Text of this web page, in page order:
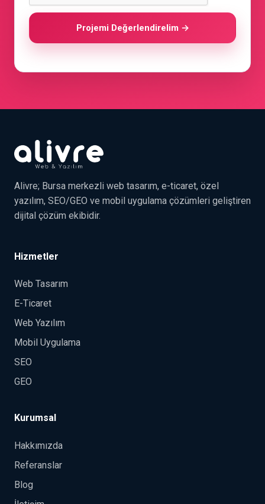
Projemi Değerlendirelim →
Alivre; Bursa merkezli web tasarım, e-ticaret, özel
yazılım, SEO/GEO ve mobil uygulama çözümleri geliştiren
dijital çözüm ekibidir.
Hizmetler
Web Tasarım
E-Ticaret
Web Yazılım
Mobil Uygulama
SEO
GEO
Kurumsal
Hakkımızda
Referanslar
Blog